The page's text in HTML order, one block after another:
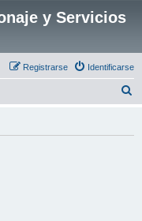
y Servicios
Identificarse
Registrarse